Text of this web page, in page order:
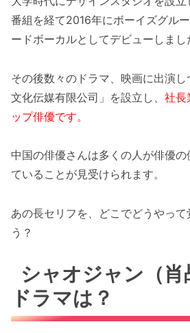
番組を経て2016年にボーイズグル
ードボーカルとしてデビューしまし
その後数々のドラマ、映画に出演し
文化伝媒有限公司」を設立し、 社長
ップ俳優です。
中国の俳優さんは多くの人が俳優
ていることが見受けられます。
あの長セリフを、どこでどうやって
う？
シャオジャン（
ドラマは？